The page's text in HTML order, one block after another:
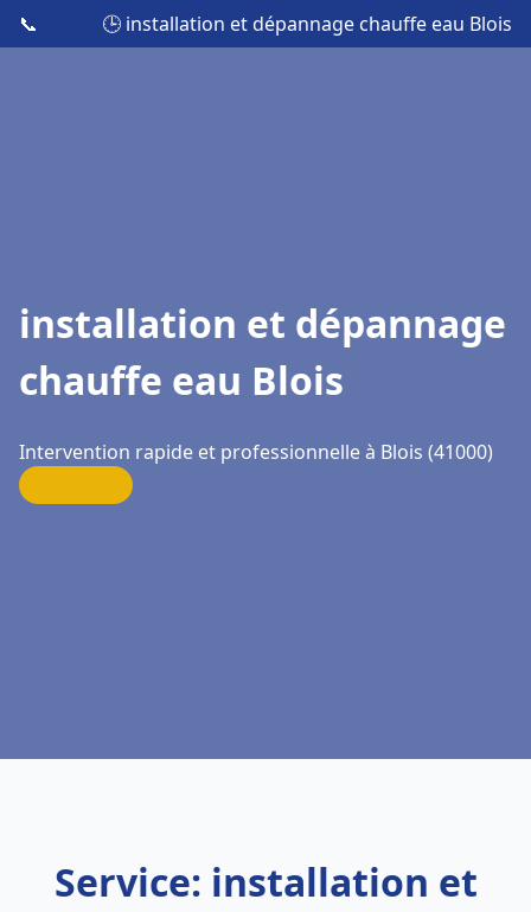
📞 🕒 installation et dépannage chauffe eau Blois
installation et dépannage
chauffe eau Blois
Intervention rapide et professionnelle à Blois (41000)
Service: installation et